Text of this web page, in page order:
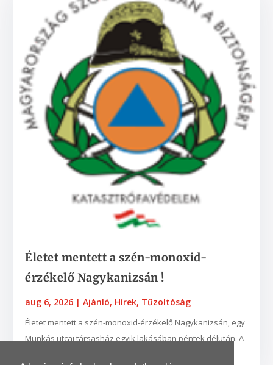
Életet mentett a szén-monoxid-
érzékelő Nagykanizsán !
aug 6, 2026 |Ajánló, Hírek, Tűzoltóság
Életet mentett a szén-monoxid-érzékelő Nagykanizsán, egy
Munkás utcai társasház egyik lakásában péntek délután. A